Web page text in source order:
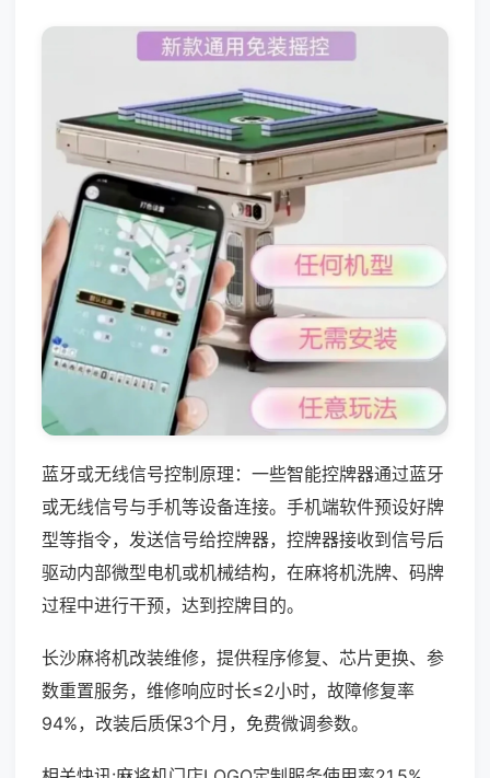
蓝牙或无线信号控制原理：一些智能控牌器通过蓝牙
或无线信号与手机等设备连接。手机端软件预设好牌
型等指令，发送信号给控牌器，控牌器接收到信号后
驱动内部微型电机或机械结构，在麻将机洗牌、码牌
过程中进行干预，达到控牌目的。
长沙麻将机改装维修，提供程序修复、芯片更换、参
数重置服务，维修响应时长≤2小时，故障修复率
94%，改装后质保3个月，免费微调参数。